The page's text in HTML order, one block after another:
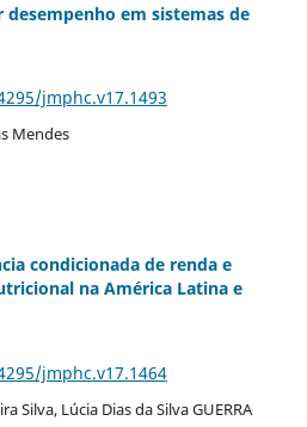
desempenho em sistemas de
jmphc.v17.1493
Mendes
condicionada de renda e
na América Latina e
jmphc.v17.1464
Silva, Lúcia Dias da Silva GUERRA